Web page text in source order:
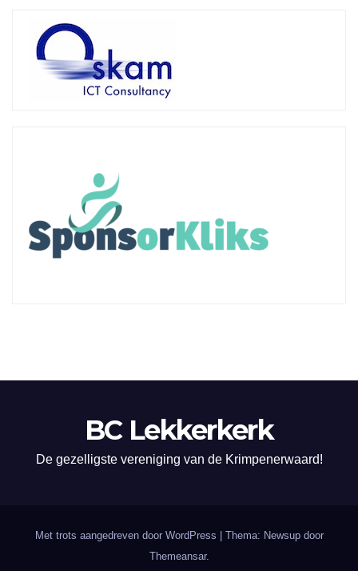
BC Lekkerkerk
De gezelligste vereniging van de Krimpenerwaard!
Met trots aangedreven door WordPress
Thema: Newsup door
Themeansar.